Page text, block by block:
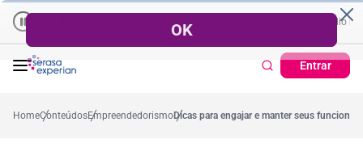
Empresas | Recuperação de Crédito Percentual médio no ano
Entrar
no ano Cartão de Crédito |
HomeConteúdosEmpreendedorismoDicas para engajar e manter seus